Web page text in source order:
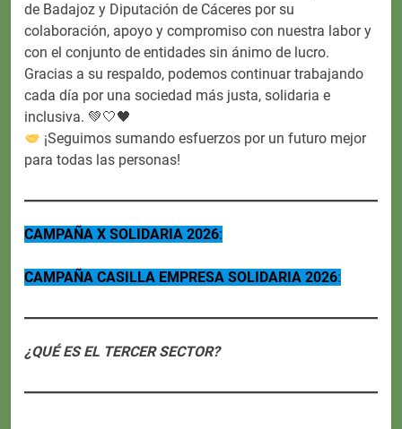
de Badajoz y Diputación de Cáceres por su
colaboración, apoyo y compromiso con nuestra labor y
con el conjunto de entidades sin ánimo de lucro.
Gracias a su respaldo, podemos continuar trabajando
cada día por una sociedad más justa, solidaria e
inclusiva. 💚🤍🖤
¡Seguimos sumando esfuerzos por un futuro mejor
para todas las personas!
CAMPAÑA X SOLIDARIA 2026:
CAMPAÑA CASILLA EMPRESA SOLIDARIA 2026:
¿QUÉ ES EL TERCER SECTOR?